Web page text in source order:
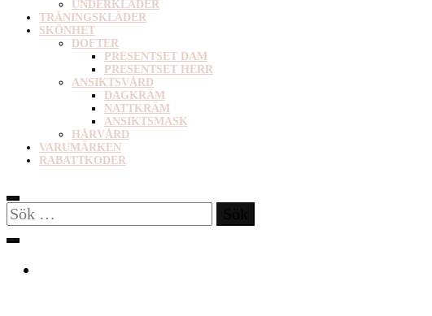
UNDERKLÄDER
TRÄNINGSKLÄDER
SKÖNHET
DOFTER
PRESENTSET DAM
PRESENTSET HERR
ANSIKTSVÅRD
DAGKRÄM
NATTKRÄM
ANSIKTSMASK
HÅRVÅRD
VARUMÄRKEN
RABATTKODER
Sök
efter: